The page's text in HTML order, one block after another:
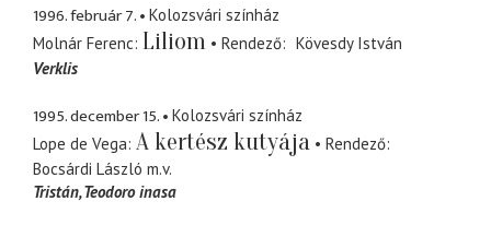
1996. február 7.
Kolozsvári színház
Molnár Ferenc Liliom Rendező
Kövesdy István
Verklis
1995. december 15.
Kolozsvári színház
Lope de Vega A kertész kutyája
Rendező
Bocsárdi László m.v.
Tristán Teodoro inasa